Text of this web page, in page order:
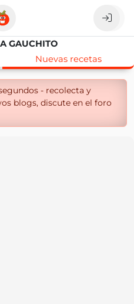
GAUCHITO
Nuevas recetas
- recolecta y
blogs, discute en el foro